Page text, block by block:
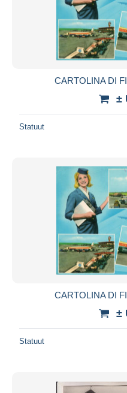
CARTOLINA DI
±
Statuut
CARTOLINA DI
±
Statuut